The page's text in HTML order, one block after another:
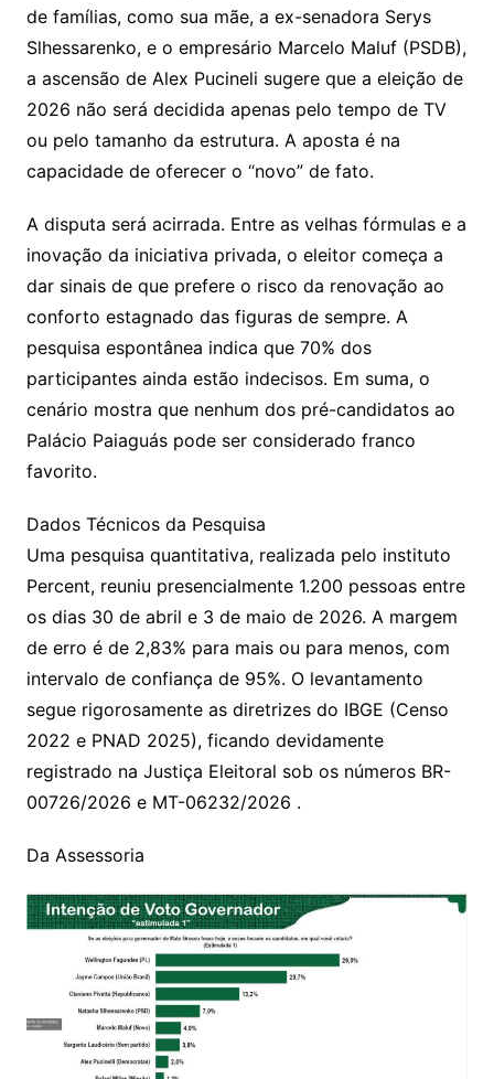
de famílias, como sua mãe, a ex-senadora Serys
Slhessarenko, e o empresário Marcelo Maluf (PSDB),
a ascensão de Alex Pucineli sugere que a eleição de
2026 não será decidida apenas pelo tempo de TV
ou pelo tamanho da estrutura. A aposta é na
capacidade de oferecer o “novo” de fato.
A disputa será acirrada. Entre as velhas fórmulas e a
inovação da iniciativa privada, o eleitor começa a
dar sinais de que prefere o risco da renovação ao
conforto estagnado das figuras de sempre. A
pesquisa espontânea indica que 70% dos
participantes ainda estão indecisos. Em suma, o
cenário mostra que nenhum dos pré-candidatos ao
Palácio Paiaguás pode ser considerado franco
favorito.
Dados Técnicos da Pesquisa
Uma pesquisa quantitativa, realizada pelo instituto
Percent, reuniu presencialmente 1.200 pessoas entre
os dias 30 de abril e 3 de maio de 2026. A margem
de erro é de 2,83% para mais ou para menos, com
intervalo de confiança de 95%. O levantamento
segue rigorosamente as diretrizes do IBGE (Censo
2022 e PNAD 2025), ficando devidamente
registrado na Justiça Eleitoral sob os números BR-
00726/2026 e MT-06232/2026 .
Da Assessoria